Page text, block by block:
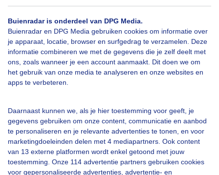
Buienradar is onderdeel van DPG Media.
Buienradar en DPG Media gebruiken cookies om informatie over
je apparaat, locatie, browser en surfgedrag te verzamelen. Deze
informatie combineren we met de gegevens die je zelf deelt met
ons, zoals wanneer je een account aanmaakt. Dit doen we om
het gebruik van onze media te analyseren en onze websites en
apps te verbeteren.
Daarnaast kunnen we, als je hier toestemming voor geeft, je
gegevens gebruiken om onze content, communicatie en aanbod
te personaliseren en je relevante advertenties te tonen, en voor
marketingdoeleinden delen met 4 mediapartners. Ook content
van 13 externe platformen wordt enkel getoond met jouw
toestemming. Onze 114 advertentie partners gebruiken cookies
voor gepersonaliseerde advertenties, advertentie- en
Bedrijfsgegevens
Veelgestelde vragen
Contact
Toegankelijkheid
Buienradar Team
Privacy beleid
Cookie beleid
Privacy instellingen